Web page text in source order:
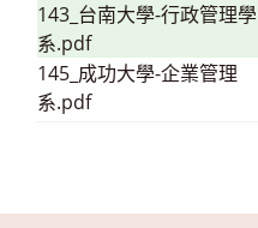
143_台南大學-行政管理學
系.pdf
145_成功大學-企業管理
系.pdf